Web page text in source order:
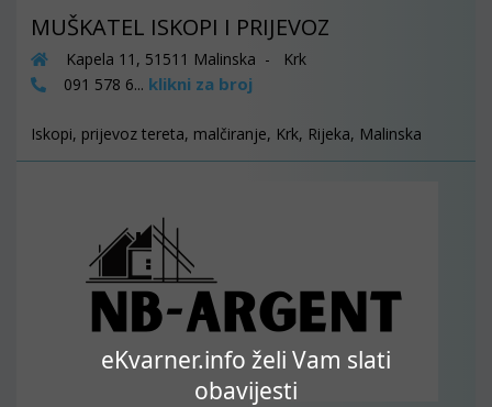
eKvarner.info želi Vam slati
obavijesti
MUŠKATEL ISKOPI I PRIJEVOZ
Kapela 11, 51511 Malinska - Krk
091 578 6... klikni za broj
Iskopi, prijevoz tereta, malčiranje, Krk, Rijeka, Malinska